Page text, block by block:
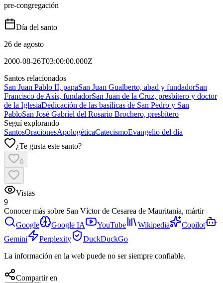
pre-congregación
Día del santo
26 de agosto
2000-08-26T03:00:00.000Z
Santos relacionados
San Juan Pablo II, papaSan Juan Gualberto, abad y fundadorSan
Francisco de Asís, fundadorSan Juan de la Cruz, presbítero y doctor
de la IglesiaDedicación de las basílicas de San Pedro y San
PabloSan José Gabriel del Rosario Brochero, presbítero
Seguí explorando
SantosOracionesApologéticaCatecismoEvangelio del día
¿Te gusta este santo?
0
Vistas
9
Conocer más sobre San Víctor de Cesarea de Mauritania, mártir
Google
Google IA YouTube Wikipedia
Copilot
Gemini
Perplexity
DuckDuckGo
La información en la web puede no ser siempre confiable.
Compartir en